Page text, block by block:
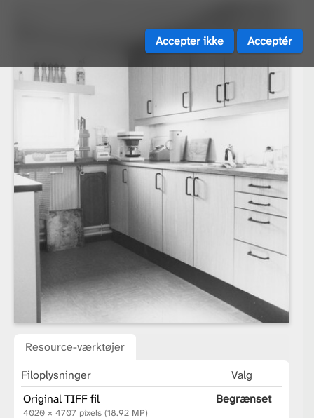
Resource-værktøjer
Filoplysninger
Valg
Original TIFF fil
4020 × 4707 pixels (18.92 MP)
Begrænset